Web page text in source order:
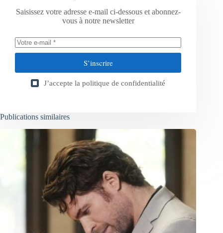
Saisissez votre adresse e-mail ci-dessous et abonnez-
vous à notre newsletter
S’inscrire
J’accepte la politique de confidentialité
Publications similaires